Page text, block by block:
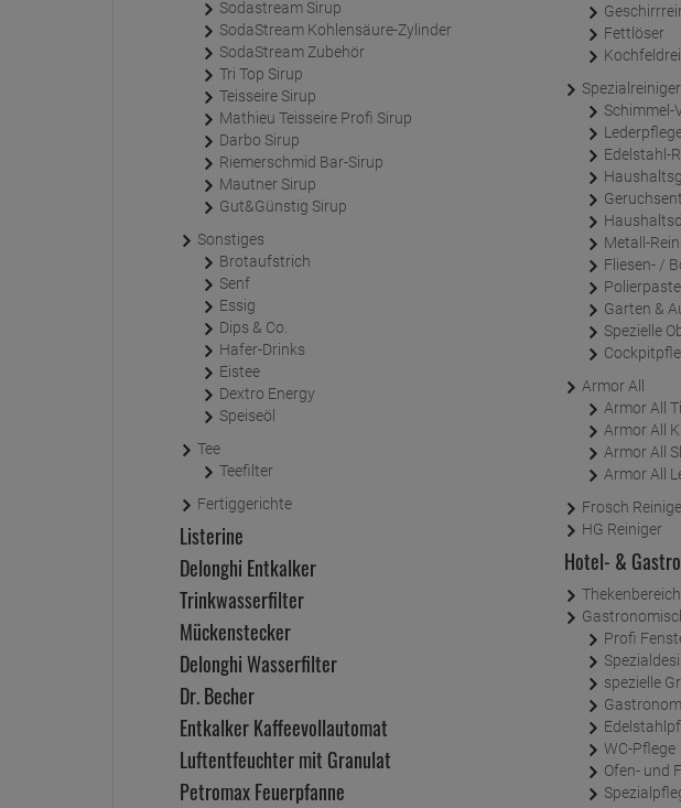
Sodastream Sirup
SodaStream Kohlensäure-Zylinder
SodaStream Zubehör
Tri Top Sirup
Teisseire Sirup
Mathieu Teisseire Profi Sirup
Darbo Sirup
Riemerschmid Bar-Sirup
Mautner Sirup
Gut&Günstig Sirup
Sonstiges
Brotaufstrich
Senf
Essig
Dips & Co.
Hafer-Drinks
Eistee
Dextro Energy
Speiseöl
Tee
Teefilter
Fertiggerichte
Listerine
Delonghi Entkalker
Trinkwasserfilter
Mückenstecker
Delonghi Wasserfilter
Dr. Becher
Entkalker Kaffeevollautomat
Luftentfeuchter mit Granulat
Petromax Feuerpfanne
Fettlöser
Schimmel-
Edelstahl-
Metall-
Fliesen- /
Polierpaste
Garten &
Spezielle
Armor All
Armor All
Armor All
Armor All
Armor All
Frosch
HG Reiniger
Hotel- &
Thekenbereich
Profi
spezielle
WC-Pflege
Ofen- und